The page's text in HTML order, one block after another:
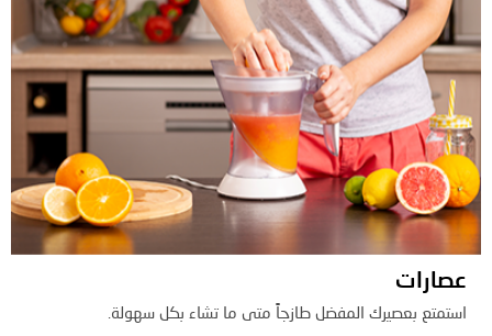
عصارات
استمتع بعصيرك المفضل طازجاً متى ما تشاء بكل سهولة.